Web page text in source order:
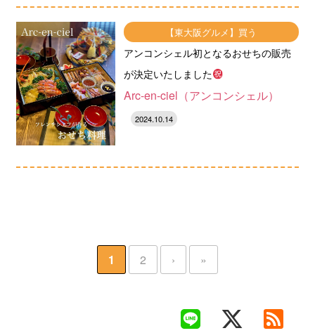
【東大阪グルメ】買う
アンコンシェル初となるおせちの販売
が決定いたしました
Arc-en-ciel（アンコンシェル）
2024.10.14
1 2 › »